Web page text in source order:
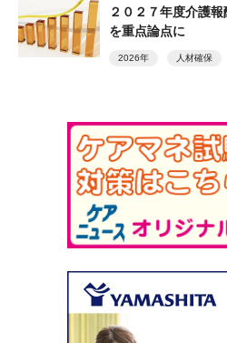
２０２７年度介護
を重点論点に
2026年 人材確保